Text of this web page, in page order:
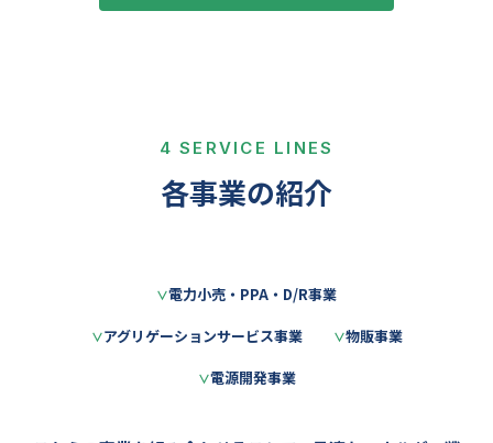
4 SERVICE LINES
各事業の紹介
電力小売・PPA・D/R事業
アグリゲーションサービス事業
物販事業
電源開発事業